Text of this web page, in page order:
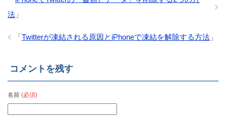
法 」
「 Twitterが凍結される原因とiPhoneで凍結を解除する方法 」
コメントを残す
名前 (必須)